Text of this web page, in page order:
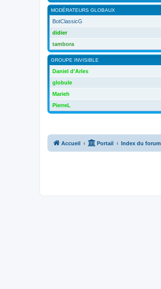
MODÉRATEURS GLOBAUX
BotClassicG
didier
tambora
GROUPE INVISIBLE
Daniel d'Arles
globule
Marieh
PierreL
Accueil Portail Index du forum